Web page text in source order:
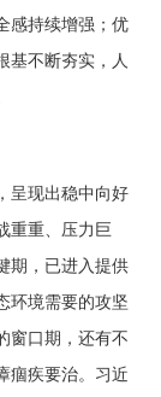
感持续增强；优
基不断夯实，人
现出稳中向好
重重、压力巨
期，已进入提供
环境需要的攻坚
窗口期，还有不
痼疾要治。习近